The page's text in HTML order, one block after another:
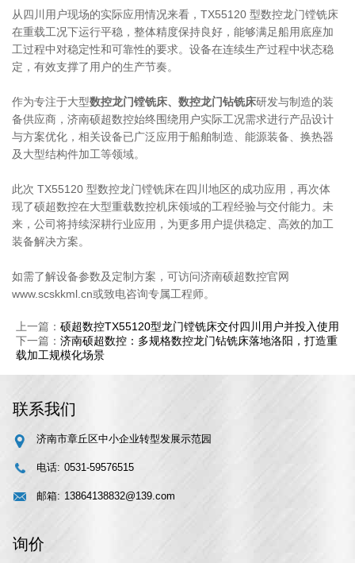
从四川用户现场的实际应用情况来看，TX55120 型数控龙门镗铣床
在重载工况下运行平稳，整体精度保持良好，能够满足船用底座加
工过程中对稳定性和可靠性的要求。设备在连续生产过程中状态稳
定，有效支撑了用户的生产节奏。
作为专注于大型数控龙门镗铣床、数控龙门钻铣床研发与制造的装
备供应商，济南硕超数控始终围绕用户实际工况需求进行产品设计
与方案优化，相关设备已广泛应用于船舶制造、能源装备、换热器
及大型结构件加工等领域。
此次 TX55120 型数控龙门镗铣床在四川地区的成功应用，再次体
现了硕超数控在大型重载数控机床领域的工程经验与交付能力。未
来，公司将持续深耕行业应用，为更多用户提供稳定、高效的加工
装备解决方案。
如需了解设备参数及定制方案，可访问济南硕超数控官网
www.scskkml.cn或致电咨询专属工程师。
上一篇： 硕超数控TX55120型龙门镗铣床交付四川用户并投入使用
下一篇： 济南硕超数控：多规格数控龙门钻铣床落地洛阳，打造重
载加工规模化场景
联系我们
济南市章丘区中小企业转型发展示范园
电话: 0531-59576515
邮箱: 13864138832@139.com
询价